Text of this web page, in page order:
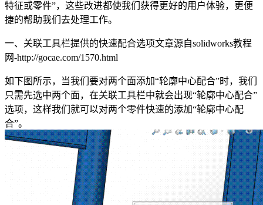
特征或零件”，这些改进都使我们获得更好的用户体验，更便
捷的帮助我们去处理工作。
一、关联工具栏提供的快速配合选项文章源自solidworks教程
网-http://gocae.com/1570.html
如下图所示，当我们要对两个面添加“轮廓中心配合”时，我们
只需先选中两个面，在关联工具栏中就会出现“轮廓中心配合”
选项，这样我们就可以对两个零件快速的添加“轮廓中心配
合”。